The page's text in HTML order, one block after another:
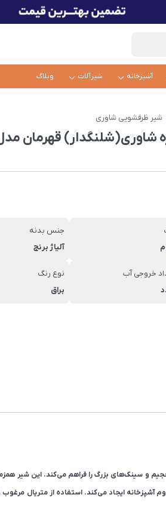
آشپزخانه شیرآلات وبلاگ
شیر ظرفشویی شاوری
شاوری(شلنگدار) قهرمان
جنس بدنه
آلیاژ برنج
خروجی آب
نوع رنگ
براق
و سینک‌های بزرگ را فراهم می‌کند. این شیر
ایجاد می‌کند. استفاده از متریال مرغوب